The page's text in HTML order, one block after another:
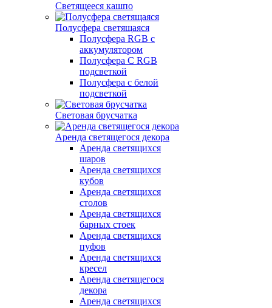
Светящееся кашпо
Полусфера светящаяся
Полусфера RGB с
аккумулятором
Полусфера С RGB
подсветкой
Полусфера с белой
подсветкой
Световая брусчатка
Аренда светящегося декора
Аренда светящихся
шаров
Аренда светящихся
кубов
Аренда светящихся
столов
Аренда светящихся
барных стоек
Аренда светящихся
пуфов
Аренда светящихся
кресел
Аренда светящегося
декора
Аренда светящихся